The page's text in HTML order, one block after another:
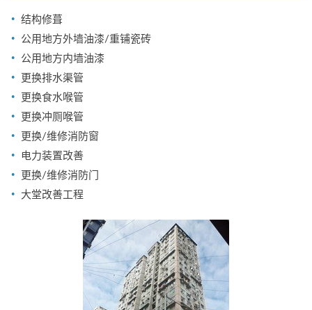
结构修葺
公用地方外墙油漆/重铺瓷砖
公用地方内墙油漆
更换排水渠管
更换食水喉管
更换冲厕喉管
更换/维修消防窗
电力装置改善
更换/维修消防门
大堂改善工程